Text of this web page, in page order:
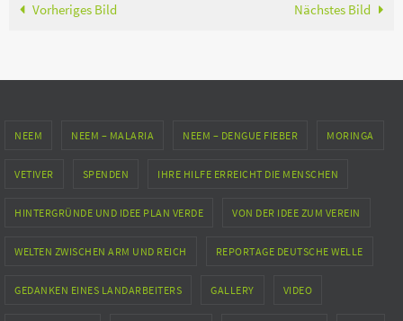
Vorheriges Bild Nächstes Bild
NEEM NEEM – MALARIA NEEM – DENGUE FIEBER MORINGA
VETIVER SPENDEN IHRE HILFE ERREICHT DIE MENSCHEN
HINTERGRÜNDE UND IDEE PLAN VERDE VON DER IDEE ZUM VEREIN
WELTEN ZWISCHEN ARM UND REICH REPORTAGE DEUTSCHE WELLE
GEDANKEN EINES LANDARBEITERS GALLERY VIDEO